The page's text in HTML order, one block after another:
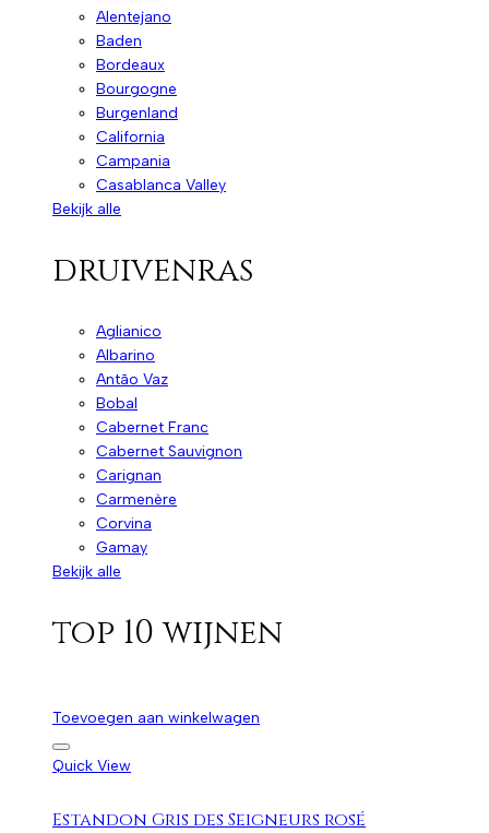
Alentejano
Baden
Bordeaux
Bourgogne
Burgenland
California
Campania
Casablanca Valley
Bekijk alle
druivenras
Aglianico
Albarino
Antão Vaz
Bobal
Cabernet Franc
Cabernet Sauvignon
Carignan
Carmenère
Corvina
Gamay
Bekijk alle
top 10 wijnen
Toevoegen aan winkelwagen
Quick View
Estandon Gris des Seigneurs rosé